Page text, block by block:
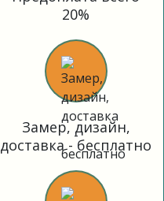
20%
Замер, дизайн,
доставка - бесплатно